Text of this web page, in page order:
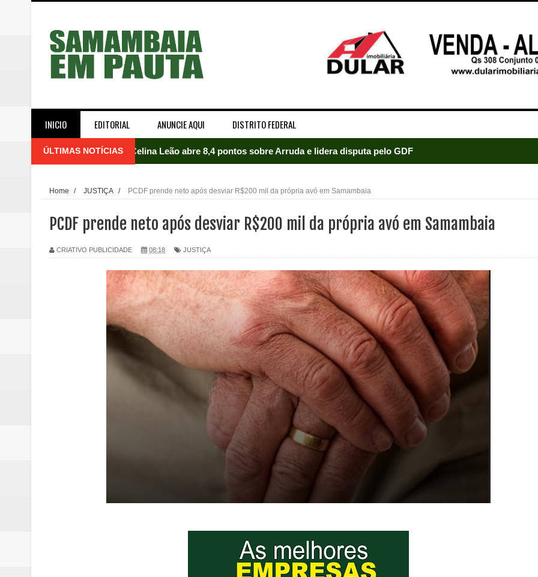
INICIO EDITORIAL ANUNCIE AQUI DISTRITO FEDERAL
ÚLTIMAS NOTÍCIAS Celina Leão abre 8,4 pontos sobre Arruda e lidera disputa pelo GDF
Nova mistura de 32% de etanol altera dinâmica dos postos e exige atenção de motoristas de
Campanha para Transplante do Padre Lucas de Samambaia entra em mês decisivo com 72% da
Relatório apontou riscos no aterro sanitário de Samambaia meses antes de morte de trabalhador
Renata D'Aguiar intensifica ações sociais e cobrança por melhorias em Samambaia
Moradores encontram quase 50 escorpiões em boca de lobo em Samambaia
Homem é socorrido após ser vítima de agressão em Samambaia
Moradora de Samambaia tem prisão preventiva decretada pela Justiça
Claudeci Luart surge como uma nova força e esperança para os feirantes do DF
Samambaia inicia campanha para atualizar vacinação de crianças e adolescentes
PL e Flávio Bolsonaro oficializam candidatura de Hamilton Tatu por Samambaia, Recanto das
Renata D´Aguiar destaca potencial da pecuária para fortalecer a economia do Distrito Federal
Trabalhador morre após ser atingido por trator em aterro de Samambaia
Home / JUSTIÇA / PCDF prende neto após desviar R$200 mil da própria avó em Samambaia
PCDF prende neto após desviar R$200 mil da própria avó em Samambaia
CRIATIVO PUBLICIDADE 08:18 JUSTIÇA